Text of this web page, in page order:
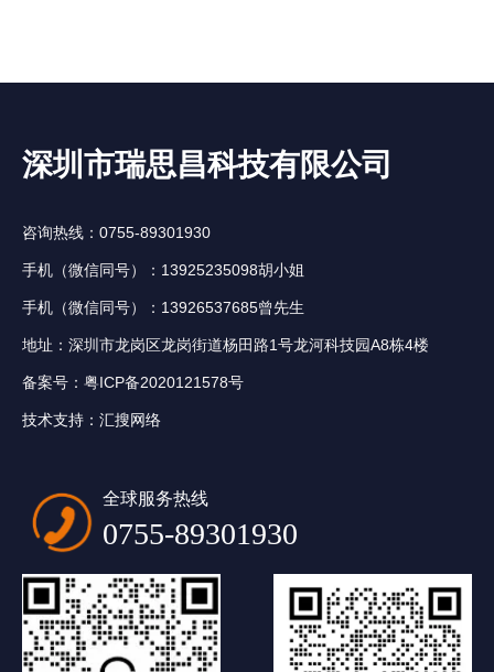
深圳市瑞思昌科技有限公司
咨询热线：0755-89301930
手机（微信同号）：13925235098胡小姐
手机（微信同号）：13926537685曾先生
地址：深圳市龙岗区龙岗街道杨田路1号龙河科技园A8栋4楼
备案号： 粤ICP备2020121578号
技术支持： 汇搜网络
全球服务热线
0755-89301930